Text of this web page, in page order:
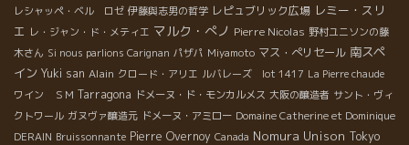
レシャッペ・ベル ロゼ 伊藤與志男の哲学 レピュブリック広場 レミー・スリ
エ レ・ジャン・ド・メティエ マルク・ぺノ Pierre Nicolas 野村ユニソンの藤
木さん Si nous parlions Carignan パザパ Miyamoto マス・ぺリセール 南スペ
イン Yuki san Alain クロード・アリエ ルバレーズ lot 1417 La Pierre chaude
ワイン ＳＭ Tarragona ドメーヌ・ド・モンカルメス 大阪の醸造者 サント・ヴィ
クトワール ガヌヴァ醸造元 ドメーヌ・アミロー Domaine Catherine et Dominique
DERAIN Bruissonnante Pierre Overnoy Canada Nomura Unison Tokyo